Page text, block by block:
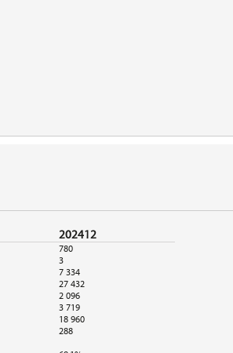
202412
780
3
7 334
27 432
2 096
3 719
18 960
288